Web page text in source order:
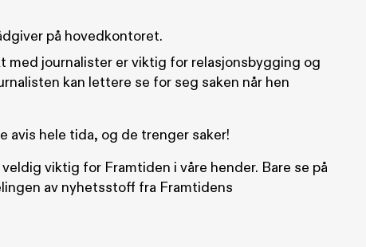
på hovedkontoret.
med journalister er viktig for relasjonsbygging og
kan lettere se for seg saken når hen
avis hele tida, og de trenger saker!
viktig for Framtiden i våre hender. Bare se på
av nyhetsstoff fra Framtidens